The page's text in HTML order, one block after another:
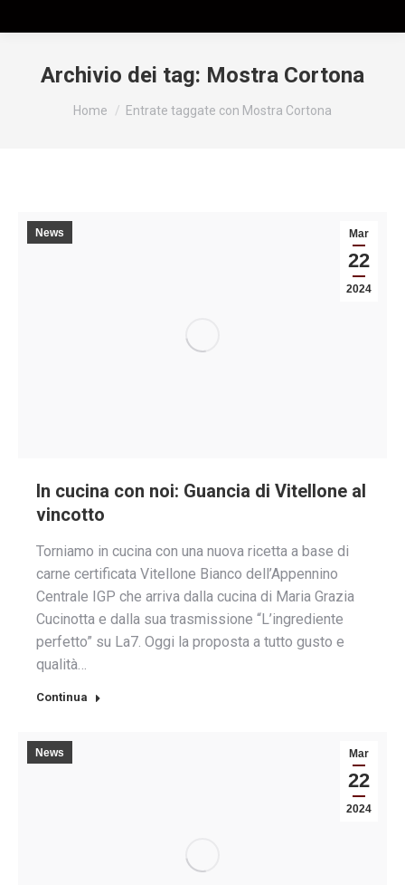
Archivio dei tag: Mostra Cortona
Tu sei qui:
Home Entrate taggate con Mostra Cortona
Mar
22
2024
News
In cucina con noi: Guancia di Vitellone al
vincotto
Torniamo in cucina con una nuova ricetta a base di
carne certificata Vitellone Bianco dell’Appennino
Centrale IGP che arriva dalla cucina di Maria Grazia
Cucinotta e dalla sua trasmissione “L’ingrediente
perfetto” su La7. Oggi la proposta a tutto gusto e
qualità…
Continua
Mar
22
2024
News